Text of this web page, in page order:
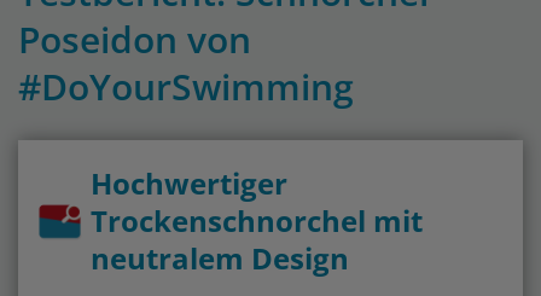
Poseidon von
#DoYourSwimming
Hochwertiger
Trockenschnorchel mit
neutralem Design